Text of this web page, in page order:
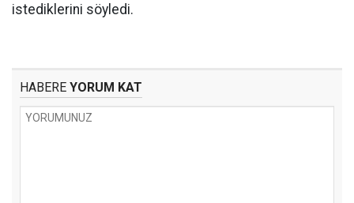
istediklerini söyledi.
HABERE YORUM KAT